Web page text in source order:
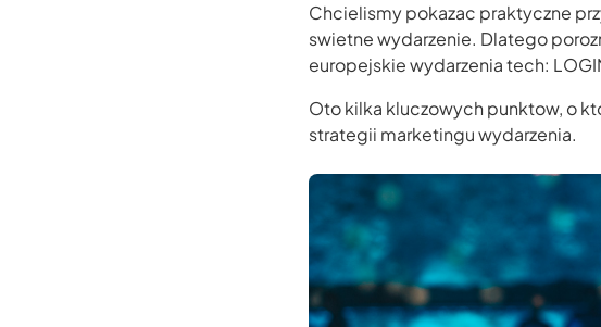
Chcielismy pokazac praktyczne
swietne wydarzenie. Dlatego
europejskie wydarzenia tech:
Oto kilka kluczowych punktow, o
strategii marketingu wydarzenia.